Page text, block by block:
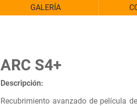
GALERÍA
ARC S4+
Descripción:
Recubrimiento avanzado de película